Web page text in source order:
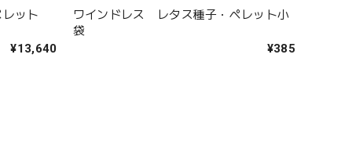
ット
¥13,640
ワインドレス レタス種子・ペレット小
袋
¥385